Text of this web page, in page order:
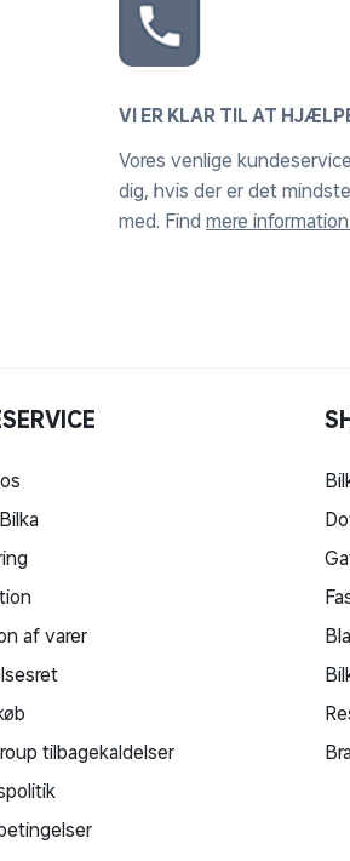
VI ER KLAR TIL AT
Vores venlige
dig, hvis der er det
med. Find mere
af varer
tilbagekaldelser